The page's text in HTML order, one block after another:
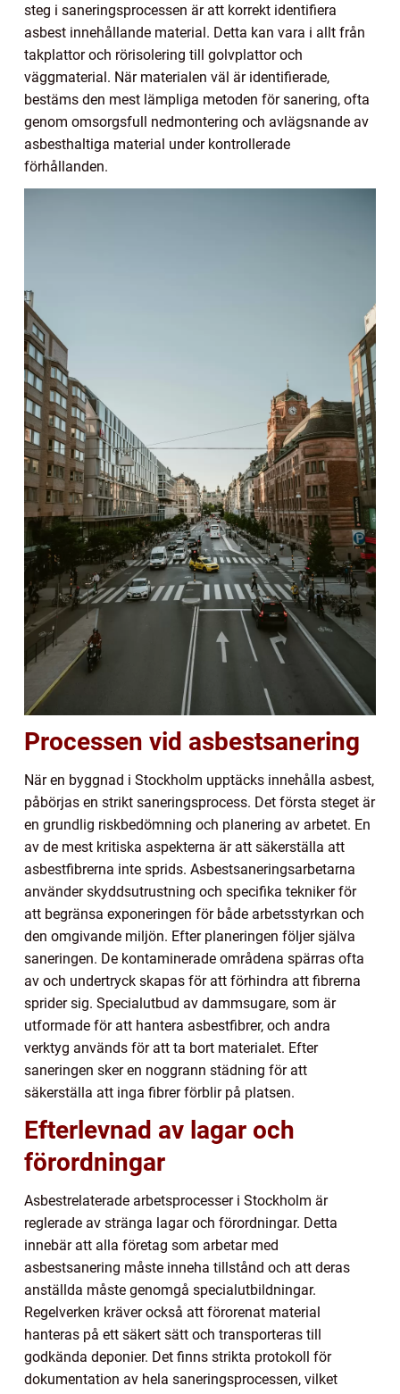
steg i saneringsprocessen är att korrekt identifiera
asbest innehållande material. Detta kan vara i allt från
takplattor och rörisolering till golvplattor och
väggmaterial. När materialen väl är identifierade,
bestäms den mest lämpliga metoden för sanering, ofta
genom omsorgsfull nedmontering och avlägsnande av
asbesthaltiga material under kontrollerade
förhållanden.
Processen vid asbestsanering
När en byggnad i Stockholm upptäcks innehålla asbest,
påbörjas en strikt saneringsprocess. Det första steget är
en grundlig riskbedömning och planering av arbetet. En
av de mest kritiska aspekterna är att säkerställa att
asbestfibrerna inte sprids. Asbestsaneringsarbetarna
använder skyddsutrustning och specifika tekniker för
att begränsa exponeringen för både arbetsstyrkan och
den omgivande miljön. Efter planeringen följer själva
saneringen. De kontaminerade områdena spärras ofta
av och undertryck skapas för att förhindra att fibrerna
sprider sig. Specialutbud av dammsugare, som är
utformade för att hantera asbestfibrer, och andra
verktyg används för att ta bort materialet. Efter
saneringen sker en noggrann städning för att
säkerställa att inga fibrer förblir på platsen.
Efterlevnad av lagar och
förordningar
Asbestrelaterade arbetsprocesser i Stockholm är
reglerade av stränga lagar och förordningar. Detta
innebär att alla företag som arbetar med
asbestsanering måste inneha tillstånd och att deras
anställda måste genomgå specialutbildningar.
Regelverken kräver också att förorenat material
hanteras på ett säkert sätt och transporteras till
godkända deponier. Det finns strikta protokoll för
dokumentation av hela saneringsprocessen, vilket